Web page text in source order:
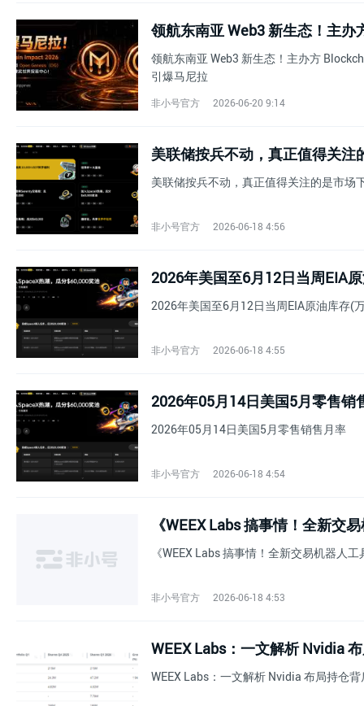
领航东南亚 Web3 新生态！主办方
引爆马尼拉
非小号官方 2026-06-20 9:14
美联储按兵不动，真正值得关注
美联储按兵不动，真正值得关注的是市场
非小号官方 2026-06-18 4:56
2026年美国至6月12日当周EIA
2026年美国至6月12日当周EIA原油库存(
非小号官方 2026-06-18 4:55
2026年05月14日美国5月零售销
2026年05月14日美国5月零售销售月率
非小号官方 2026-06-18 4:54
《WEEX Labs 搞事情！全新交易机器人
非小号官方 2026-06-18 4:53
WEEX Labs：一文解析 Nvidia
WEEX Labs：一文解析 Nvidia 布局持仓